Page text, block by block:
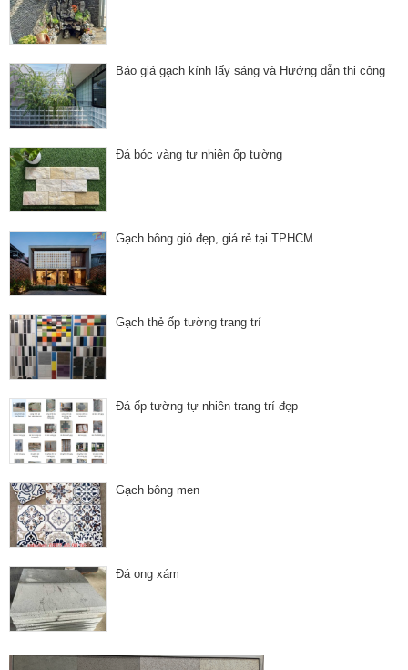
Báo giá gạch kính lấy sáng và Hướng dẫn thi công
Đá bóc vàng tự nhiên ốp tường
Gạch bông gió đẹp, giá rẻ tại TPHCM
Gạch thẻ ốp tường trang trí
Đá ốp tường tự nhiên trang trí đẹp
Gạch bông men
Đá ong xám